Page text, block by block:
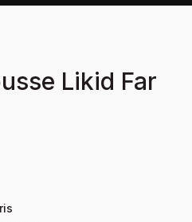
Likid Far